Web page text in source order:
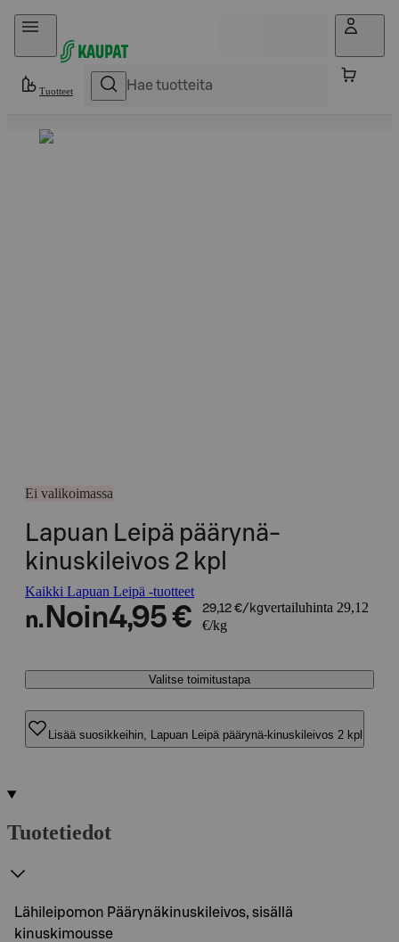
Hyppää sisältöön
Tuotteet
Ei valikoimassa
Lapuan Leipä päärynä-
kinuskileivos 2 kpl
Kaikki Lapuan Leipä -tuotteet
n. Noin4,95 € 29,12 €/kgvertailuhinta 29,12
€/kg
Valitse toimitustapa
Lisää suosikkeihin, Lapuan Leipä päärynä-kinuskileivos 2 kpl
Tuotetiedot
Lähileipomon Päärynäkinuskileivos, sisällä
kinuskimousse